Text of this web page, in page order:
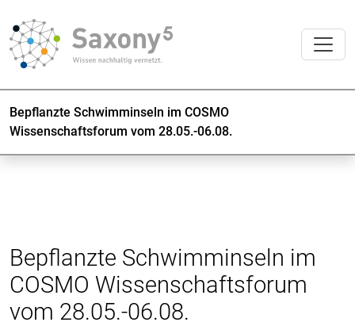
Bepflanzte Schwimminseln im COSMO
Wissenschaftsforum vom 28.05.-06.08.
Bepflanzte Schwimminseln im
COSMO Wissenschaftsforum
vom 28.05.-06.08.